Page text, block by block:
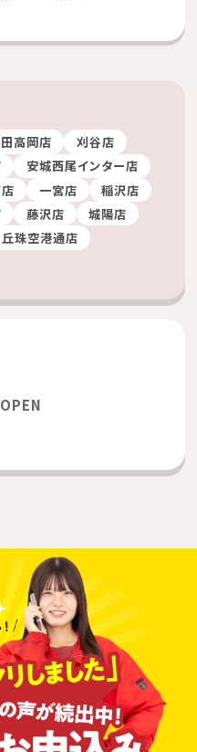
高岡店
刈谷店
安城西尾インター店
一宮店
稲沢店
藤沢店
城陽店
丘珠空港通店